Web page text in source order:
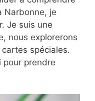
Narbonne, je
Je suis une
nous explorerons
spéciales.
pour prendre